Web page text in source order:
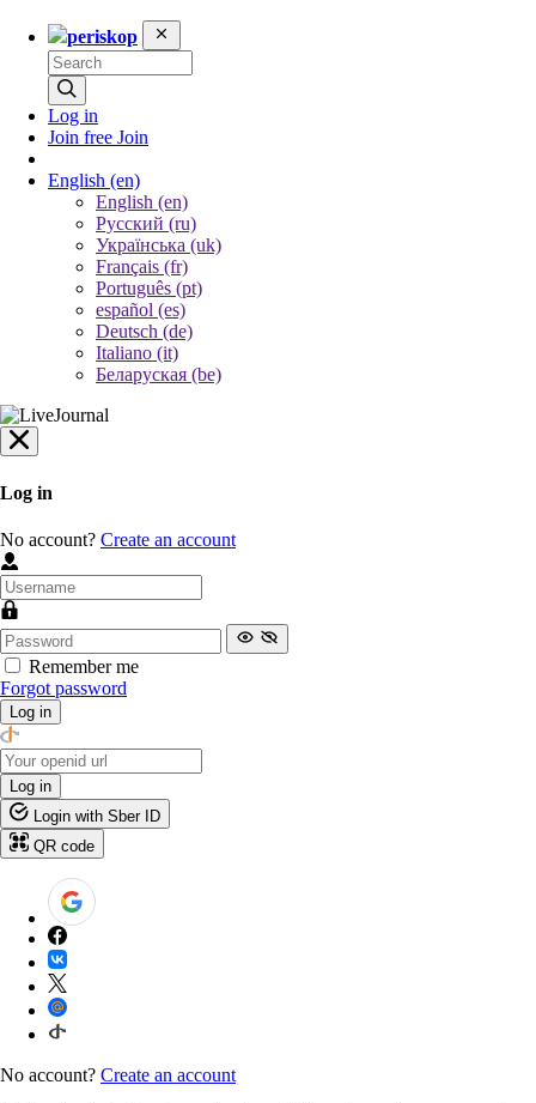
periskop
Log in
Join free Join
English (en)
English (en)
Русский (ru)
Українська (uk)
Français (fr)
Português (pt)
español (es)
Deutsch (de)
Italiano (it)
Беларуская (be)
Log in
No account? Create an account
Remember me
Forgot password
Log in
Log in
Login with Sber ID
QR code
No account? Create an account